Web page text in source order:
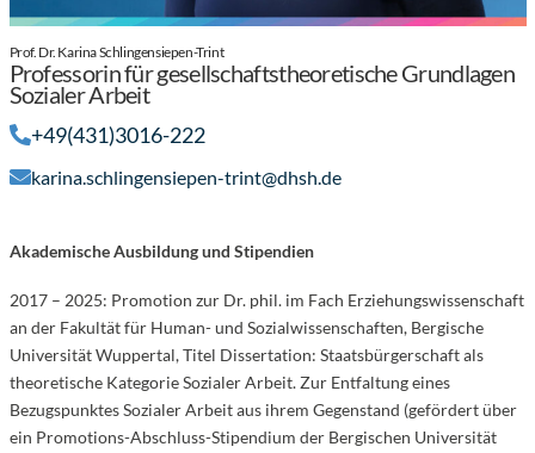
Prof. Dr. Karina Schlingensiepen-Trint
Professorin für gesellschaftstheoretische Grundlagen
Sozialer Arbeit
+49(431)3016-222
karina.schlingensiepen-trint@dhsh.de
Akademische Ausbildung und Stipendien
2017 – 2025: Promotion zur Dr. phil. im Fach Erziehungswissenschaft
an der Fakultät für Human- und Sozialwissenschaften, Bergische
Universität Wuppertal, Titel Dissertation: Staatsbürgerschaft als
theoretische Kategorie Sozialer Arbeit. Zur Entfaltung eines
Bezugspunktes Sozialer Arbeit aus ihrem Gegenstand (gefördert über
ein Promotions-Abschluss-Stipendium der Bergischen Universität